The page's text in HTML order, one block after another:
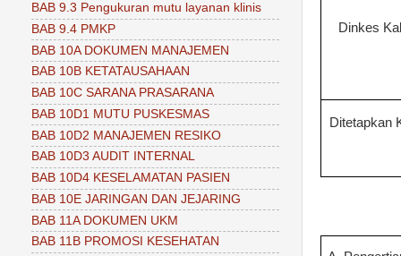
Dinkes
Ditetapkan
BAB 9.3 Pengukuran mutu layanan klinis
BAB 9.4 PMKP
BAB 10A DOKUMEN MANAJEMEN
BAB 10B KETATAUSAHAAN
BAB 10C SARANA PRASARANA
BAB 10D1 MUTU PUSKESMAS
BAB 10D2 MANAJEMEN RESIKO
BAB 10D3 AUDIT INTERNAL
BAB 10D4 KESELAMATAN PASIEN
BAB 10E JARINGAN DAN JEJARING
BAB 11A DOKUMEN UKM
BAB 11B PROMOSI KESEHATAN